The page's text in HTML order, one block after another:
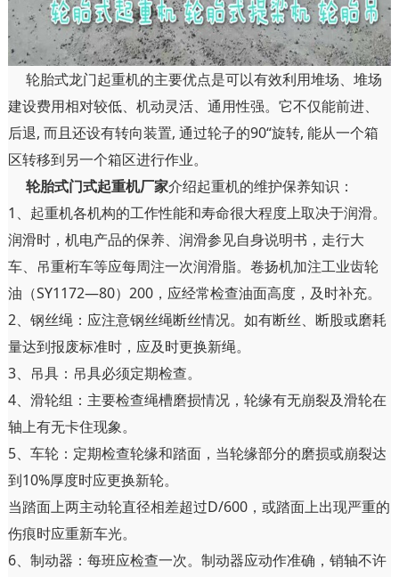
轮胎式龙门起重机的主要优点是可以有效利用堆场、堆场
建设费用相对较低、机动灵活、通用性强。它不仅能前进、
后退, 而且还设有转向装置, 通过轮子的90“旋转, 能从一个箱
区转移到另一个箱区进行作业。
轮胎式门式起重机厂家介绍起重机的维护保养知识：
1、起重机各机构的工作性能和寿命很大程度上取决于润滑。
润滑时，机电产品的保养、润滑参见自身说明书，走行大
车、吊重桁车等应每周注一次润滑脂。卷扬机加注工业齿轮
油（SY1172—80）200，应经常检查油面高度，及时补充。
2、钢丝绳：应注意钢丝绳断丝情况。如有断丝、断股或磨耗
量达到报废标准时，应及时更换新绳。
3、吊具：吊具必须定期检查。
4、滑轮组：主要检查绳槽磨损情况，轮缘有无崩裂及滑轮在
轴上有无卡住现象。
5、车轮：定期检查轮缘和踏面，当轮缘部分的磨损或崩裂达
到10%厚度时应更换新轮。
当踏面上两主动轮直径相差超过D/600，或踏面上出现严重的
伤痕时应重新车光。
6、制动器：每班应检查一次。制动器应动作准确，销轴不许